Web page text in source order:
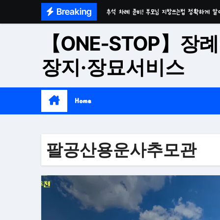
Breaking 추석 차례 준비! 부모님 지방쓰는법 정확하게 알
시간이 흘러도 변함없는 가치 성주 추모공원
치유와 위로의 공간 기독교전용 김천 납골당
재단법인 효심추모공원(현 삼랑진추모공원)
【ONE-STOP】장례
장지·장묘서비스
Home
팔공산용운사추모관